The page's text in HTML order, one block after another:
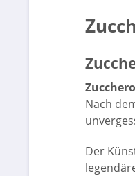
Zucchero
Nach
Der